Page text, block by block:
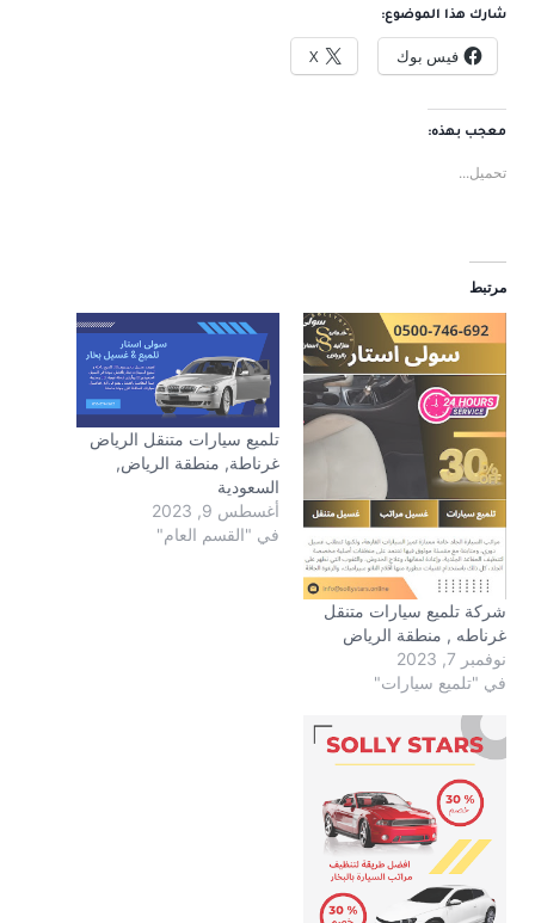
شارك هذا الموضوع:
فيس بوك X
معجب بهذه:
تحميل...
مرتبط
شركة تلميع سيارات متنقل
غرناطه , منطقة الرياض
نوفمبر 7, 2023
في "تلميع سيارات"
تلميع سيارات متنقل الرياض
غرناطة, منطقة الرياض,
السعودية
أغسطس 9, 2023
في "القسم العام"